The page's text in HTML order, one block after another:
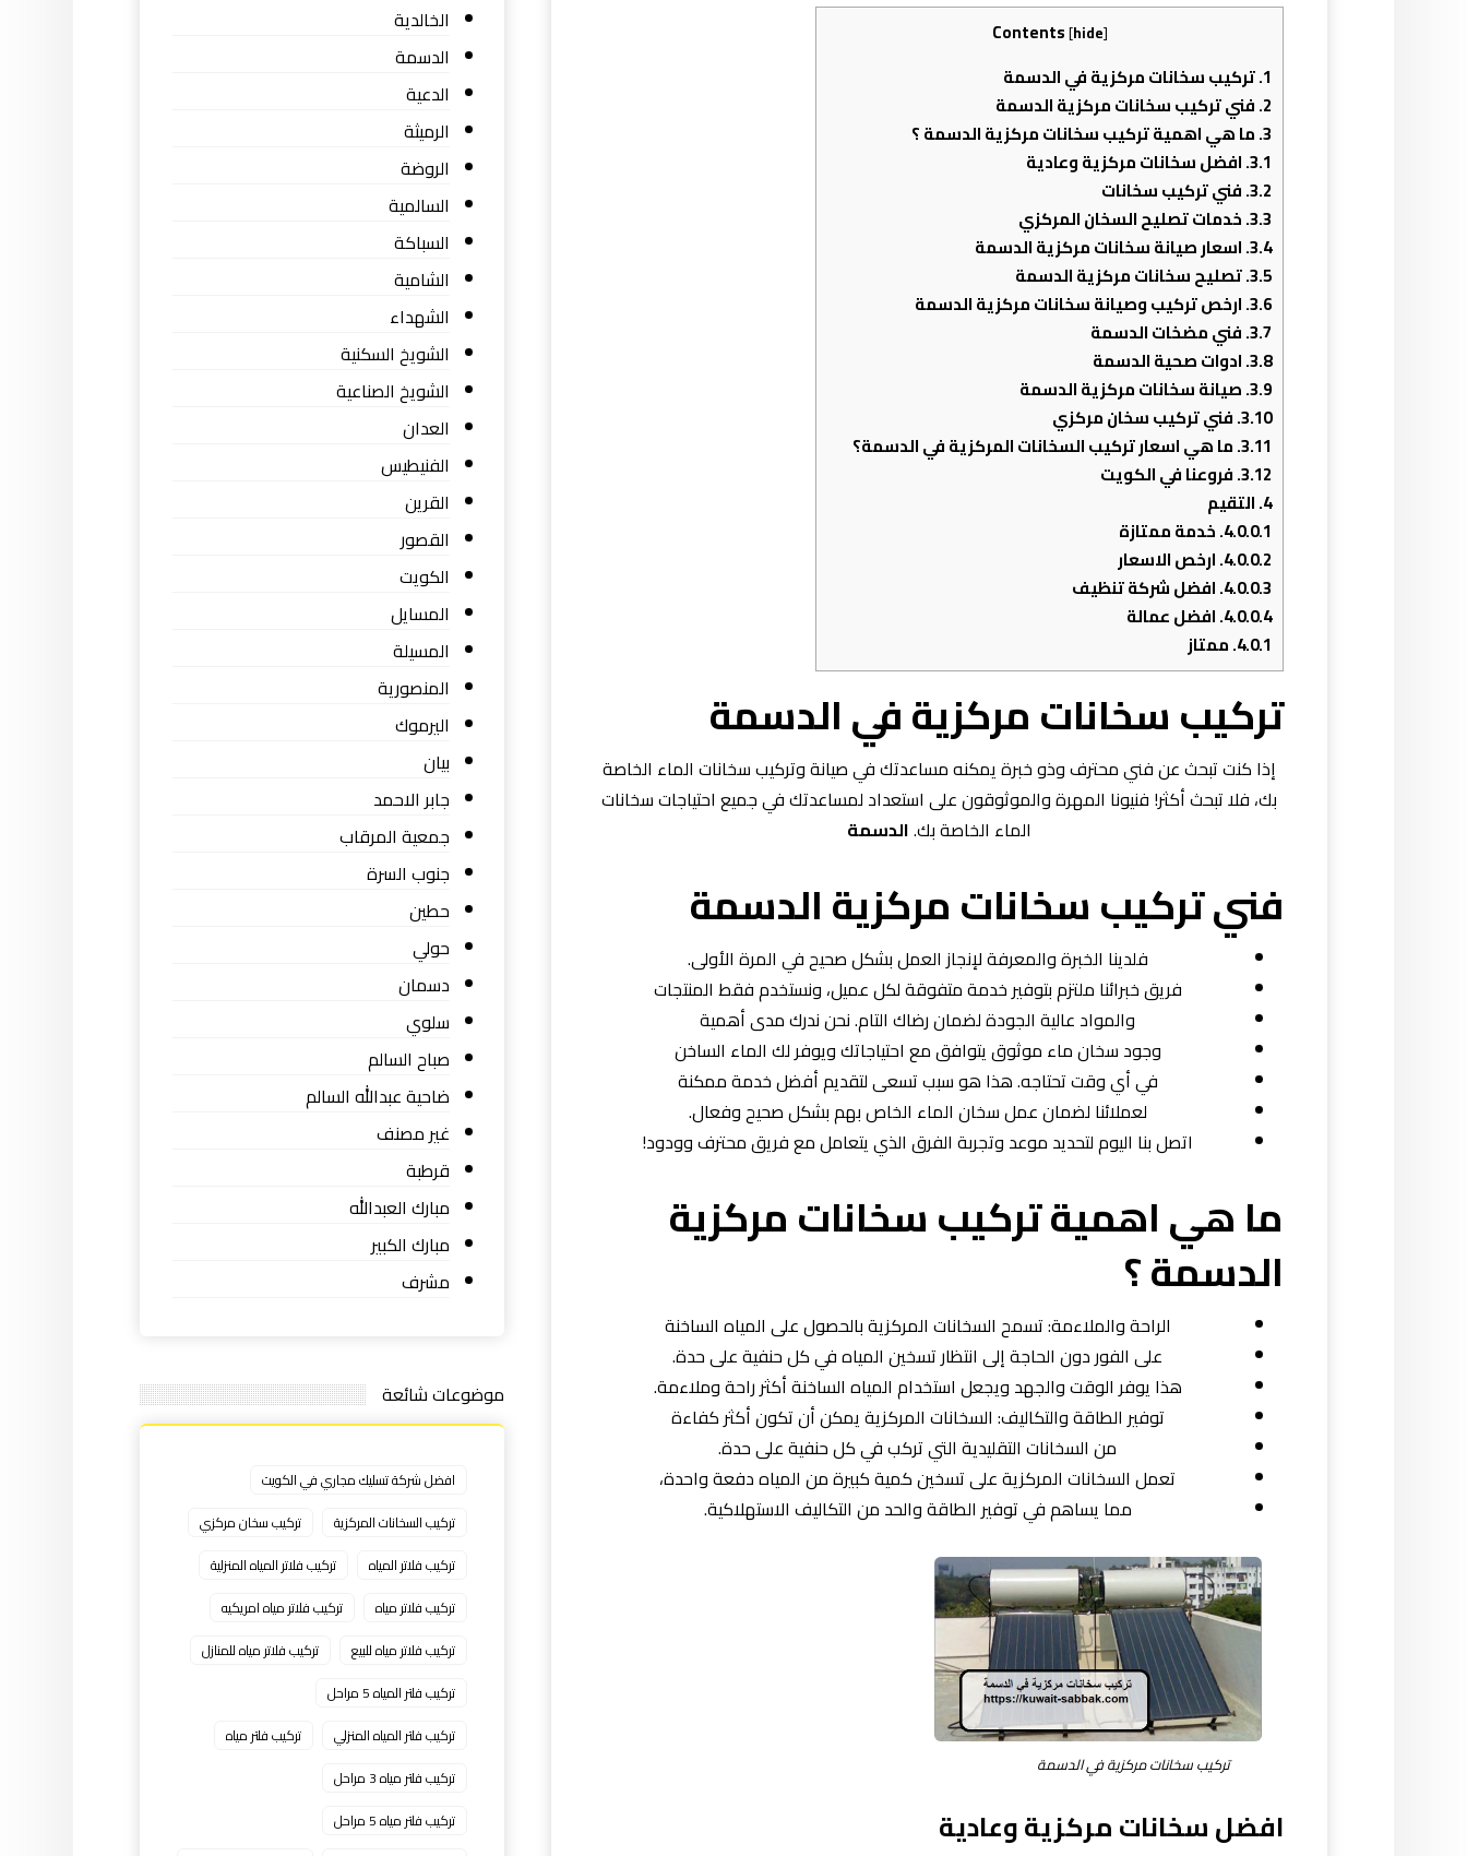
Contents[hide]
1. تركيب سخانات مركزية في الدسمة
2. فني تركيب سخانات مركزية الدسمة
3. ما هي اهمية تركيب سخانات مركزية الدسمة ؟
3.1. افضل سخانات مركزية وعادية
3.2. فني تركيب سخانات
3.3. خدمات تصليح السخان المركزي
3.4. اسعار صيانة سخانات مركزية الدسمة
3.5. تصليح سخانات مركزية الدسمة
3.6. ارخص تركيب وصيانة سخانات مركزية الدسمة
3.7. فني مضخات الدسمة
3.8. ادوات صحية الدسمة
3.9. صيانة سخانات مركزية الدسمة
3.10. فني تركيب سخان مركزي
3.11. ما هي اسعار تركيب السخانات المركزية في الدسمة؟
3.12. فروعنا في الكويت
4. التقيم
4.0.0.1. خدمة ممتازة
4.0.0.2. ارخص الاسعار
4.0.0.3. افضل شركة تنظيف
4.0.0.4. افضل عمالة
4.0.1. ممتاز
تركيب سخانات مركزية في الدسمة
إذا كنت تبحث عن فني محترف وذو خبرة يمكنه مساعدتك في صيانة وتركيب سخانات الماء الخاصة
بك، فلا تبحث أكثر! فنيونا المهرة والموثوقون على استعداد لمساعدتك في جميع احتياجات سخانات
الماء الخاصة بك.الدسمة
فني تركيب سخانات مركزية الدسمة
فلدينا الخبرة والمعرفة لإنجاز العمل بشكل صحيح في المرة الأولى.
فريق خبرائنا ملتزم بتوفير خدمة متفوقة لكل عميل، ونستخدم فقط المنتجات
والمواد عالية الجودة لضمان رضاك التام. نحن ندرك مدى أهمية
وجود سخان ماء موثوق يتوافق مع احتياجاتك ويوفر لك الماء الساخن
في أي وقت تحتاجه. هذا هو سبب تسعى لتقديم أفضل خدمة ممكنة
لعملائنا لضمان عمل سخان الماء الخاص بهم بشكل صحيح وفعال.
اتصل بنا اليوم لتحديد موعد وتجربة الفرق الذي يتعامل مع فريق محترف وودود!
ما هي اهمية تركيب سخانات مركزية
الدسمة ؟
الراحة والملاءمة: تسمح السخانات المركزية بالحصول على المياه الساخنة
على الفور دون الحاجة إلى انتظار تسخين المياه في كل حنفية على حدة.
هذا يوفر الوقت والجهد ويجعل استخدام المياه الساخنة أكثر راحة وملاءمة.
توفير الطاقة والتكاليف: السخانات المركزية يمكن أن تكون أكثر كفاءة
من السخانات التقليدية التي تركب في كل حنفية على حدة.
تعمل السخانات المركزية على تسخين كمية كبيرة من المياه دفعة واحدة،
مما يساهم في توفير الطاقة والحد من التكاليف الاستهلاكية.
تركيب سخانات مركزية في الدسمة
افضل سخانات مركزية وعادية
الخالدية
الدسمة
الدعية
الرميثة
الروضة
السالمية
السباكة
الشامية
الشهداء
الشويخ السكنية
الشويخ الصناعية
العدان
الفنيطيس
القرين
القصور
الكويت
المسايل
المسيلة
المنصورية
اليرموك
بيان
جابر الاحمد
جمعية المرقاب
جنوب السرة
حطين
حولي
دسمان
سلوي
صباح السالم
ضاحية عبدالله السالم
غير مصنف
قرطبة
مبارك العبدالله
مبارك الكبير
مشرف
موضوعات شائعة
افضل شركة تسليك مجاري في الكويت
تركيب السخانات المركزية
تركيب سخان مركزي
تركيب فلاتر المياه
تركيب فلاتر المياه المنزلية
تركيب فلاتر مياه
تركيب فلاتر مياه امريكيه
تركيب فلاتر مياه للبيع
تركيب فلاتر مياه للمنازل
تركيب فلتر المياه 5 مراحل
تركيب فلتر المياه المنزلي
تركيب فلتر مياه
تركيب فلتر مياه 3 مراحل
تركيب فلتر مياه 5 مراحل